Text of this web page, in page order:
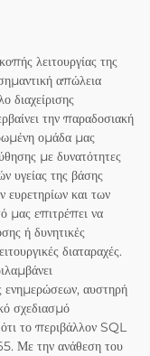
λειτουργίας της
απώλεια
διαχείρισης
την παραδοσιακή
ομάδα μας
με δυνατότητες
υγείας της βάσης
ευρετηρίων και των
μας επιτρέπει να
ή δυνητικές
διαταραχές.
ενημερώσεων, αυστηρή
σχεδιασμό
το περιβάλλον SQL
Με την ανάθεση του